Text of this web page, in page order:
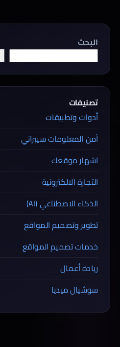
البحث
تصنيفات
أدوات وتطبيقات
أمن المعلومات سيبراني
اشهار موقعك
التجارة الالكترونية
الذكاء الاصطناعي (AI)
تطوير وتصميم المواقع
خدمات تصميم المواقع
ريادة أعمال
سوشيال ميديا